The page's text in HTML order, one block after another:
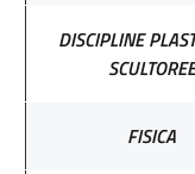
DISCIPLINE
SCULTOREE
FISICA